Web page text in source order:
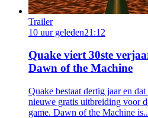
Trailer
10 uur geleden21:12
Quake viert 30ste
Dawn of the Machine
Quake bestaat dertig jaar en
nieuwe gratis uitbreiding voor
game. Dawn of the Machine